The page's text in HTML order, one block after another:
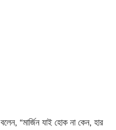
“মার্জিন যাই হোক না কেন, হার